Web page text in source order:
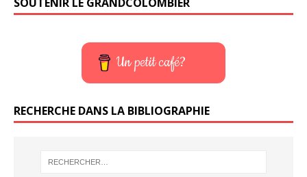
Un petit café?
RECHERCHE DANS LA BIBLIOGRAPHIE